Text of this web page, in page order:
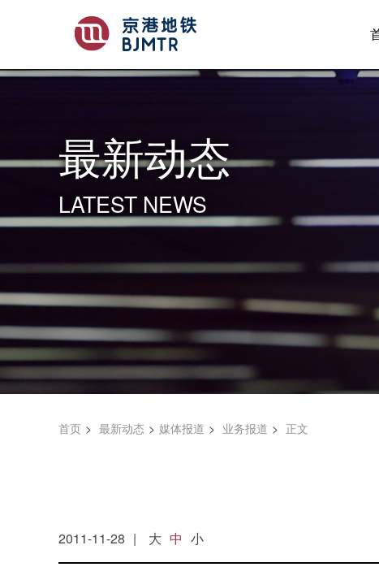
最新动态
LATEST NEWS
首页 最新动态 媒体报道 业务报道 正文
2011-11-28 大 中 小